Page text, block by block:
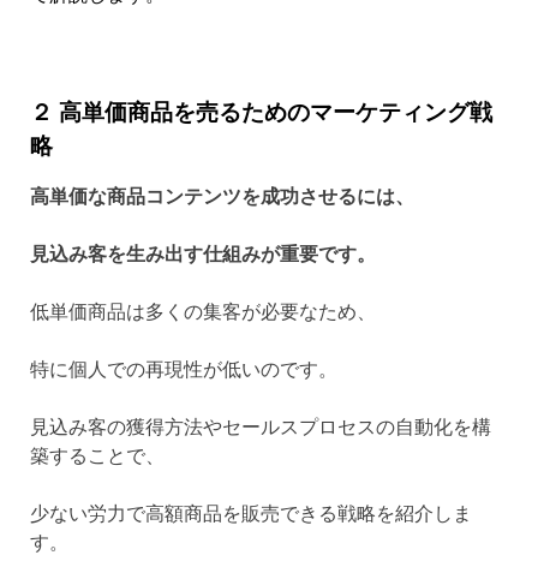
２ 高単価商品を売るためのマーケティング戦
略
高単価な商品コンテンツを成功させるには、
見込み客を生み出す仕組みが重要です。
低単価商品は多くの集客が必要なため、
特に個人での再現性が低いのです。
見込み客の獲得方法やセールスプロセスの自動化を構
築することで、
少ない労力で高額商品を販売できる戦略を紹介しま
す。